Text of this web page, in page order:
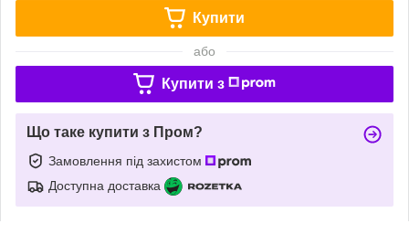
Купити
або
Купити з
Що таке купити з Пром?
Замовлення під захистом
Доступна доставка